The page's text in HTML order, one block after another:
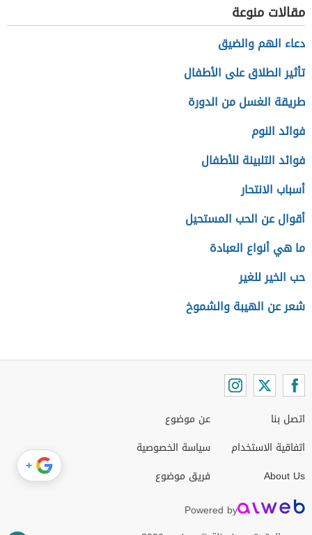
مقالات منوعة
دعاء الهم والضيق
تأثير الطلاق على الأطفال
طريقة الغسل من الدورة
فوائد النوم
فوائد التلبينة للأطفال
أسباب الانتحار
أقوال عن الحب المستحيل
ما هي أنواع العبادة
حب الخير للغير
شعر عن الهيبة والشموخ
اتصل بنا
اتفاقية الاستخدام
About Us
عن موضوع
سياسة الخصوصية
فريق موضوع
Powered by
+